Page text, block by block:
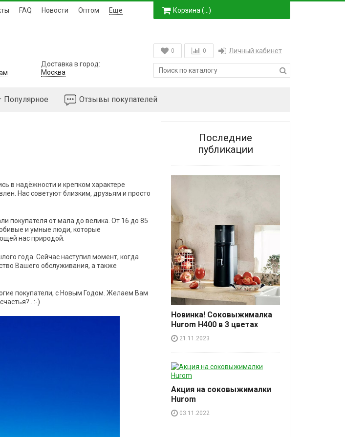
FAQ Новости Оптом Еще Корзина ( )
Доставка в город:
Москва
0 0 Личный кабинет
Популярное Отзывы покупателей
в надёжности и крепком характере
Нас советуют близким, друзьям и просто
покупателя от мала до велика. От 16 до 85
и умные люди, которые
нас природой.
года. Сейчас наступил момент, когда
Вашего обслуживания, а также
покупатели, с Новым Годом. Желаем Вам
:-)
Последние
публикации
Новинка! Соковыжималка
Hurom H400 в 3 цветах
21.11.2023
Акция на соковыжималки
Hurom
03.11.2022